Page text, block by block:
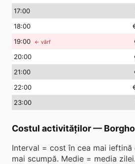
17:00
18:00
19:00 ← vârf
20:00
21:00
22:00
23:00
Costul activităților—
Interval = cost în cea mai ieftină
mai scumpă. Medie = media